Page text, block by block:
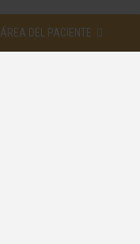
ÁREA DEL PACIENTE